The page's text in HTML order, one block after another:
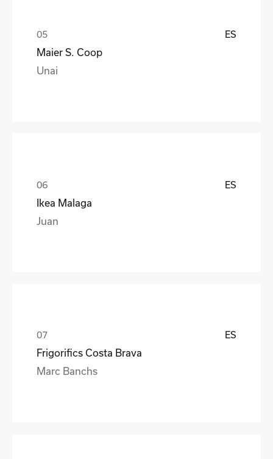
ES
Maier S. Coop
Unai
ES
Ikea Malaga
Juan
ES
Frigorifics Costa Brava
Marc Banchs